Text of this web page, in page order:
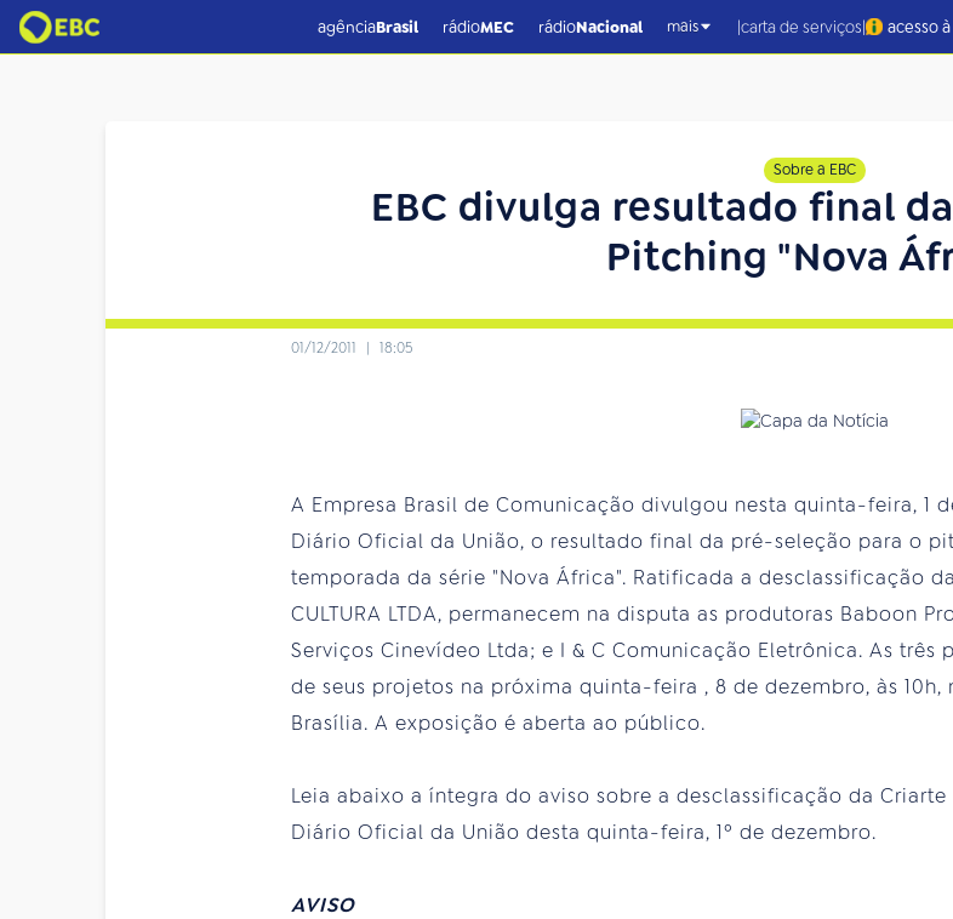
agênciaBrasil rádioMEC rádioNacional mais |carta de serviços| acesso
Sobre a EBC
EBC divulga resultado final
Pitching "Nova
01/12/2011 | 18:05
A Empresa Brasil de Comunicação divulgou nesta quinta-feira, 1
Diário Oficial da União, o resultado final da pré-seleção para o
temporada da série "Nova África". Ratificada a desclassificação da
CULTURA LTDA, permanecem na disputa as produtoras Baboon
Serviços Cinevídeo Ltda; e I & C Comunicação Eletrônica. As
de seus projetos na próxima quinta-feira , 8 de dezembro, às 10h,
Brasília. A exposição é aberta ao público.
Leia abaixo a íntegra do aviso sobre a desclassificação da
Diário Oficial da União desta quinta-feira, 1º de dezembro.
AVISO